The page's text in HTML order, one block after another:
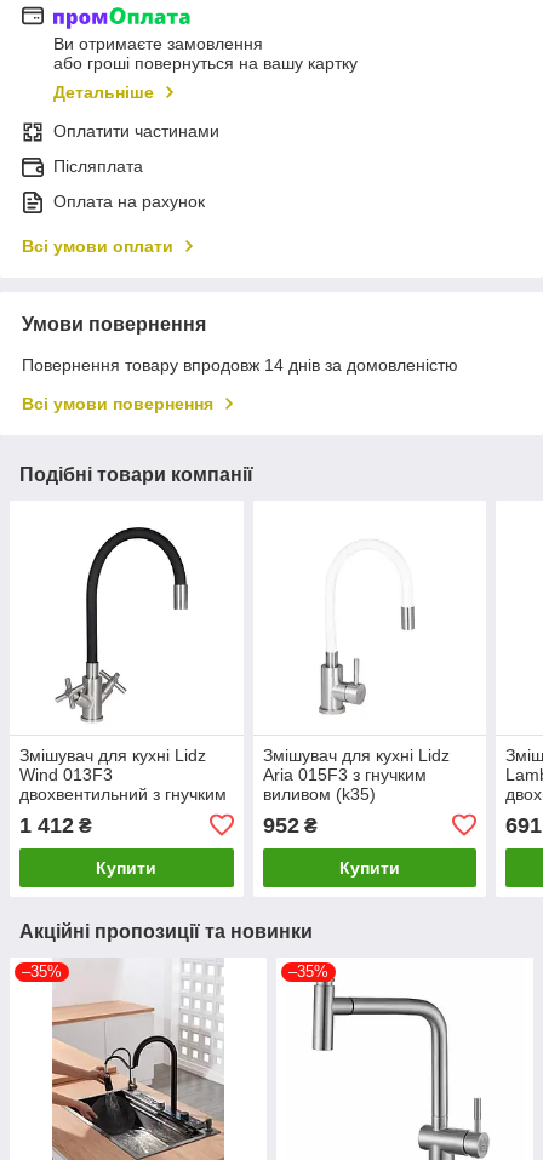
Ви отримаєте замовлення
або гроші повернуться на вашу картку
Детальніше
Оплатити частинами
Післяплата
Оплата на рахунок
Всі умови оплати
Умови повернення
Повернення товару впродовж 14 днів за домовленістю
Всі умови повернення
Подібні товари компанії
Змішувач для кухні Lidz
Wind 013F3
двохвентильний з гнучким
LDWIN013F3NKS43392
Nickel
1 412 ₴
Купити
Змішувач для кухні Lidz
Aria 015F3 з гнучким
виливом (k35)
White / Nickel
952₴
Купити
691
Акційні пропозиції та новинки
–35% –35%